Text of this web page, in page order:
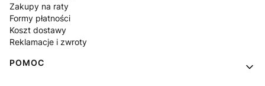
Zakupy na raty
Formy płatności
Koszt dostawy
Reklamacje i zwroty
POMOC